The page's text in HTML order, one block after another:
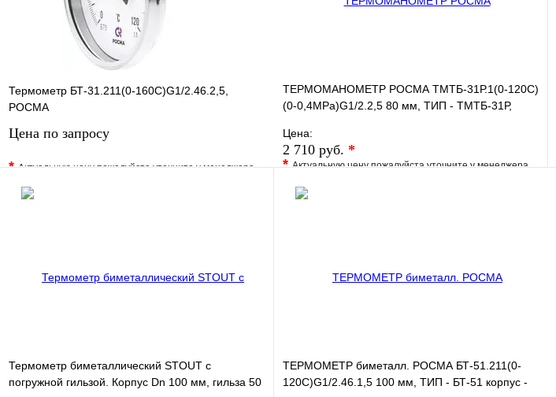
Термометр БТ-31.211(0-160С)G1/2.46.2,5,
РОСМА
Цена по запросу
*Актуальную цену пожалуйста уточните у менеджера
В избранное
ТЕРМОМАНОМЕТР РОСМА ТМТБ-31Р.1(0-120С)
(0-0,4MPa)G1/2.2,5 80 мм, ТИП - ТМТБ-31Р,
Цена:
2 710 руб. *
*Актуальную цену пожалуйста уточните у менеджера
В избранное
Термометр биметаллический STOUT с
погружной гильзой. Корпус Dn 100 мм, гильза 50
ТЕРМОМЕТР биметалл. РОСМА БТ-51.211(0-
120С)G1/2.46.1,5 100 мм, ТИП - БТ-51 корпус -